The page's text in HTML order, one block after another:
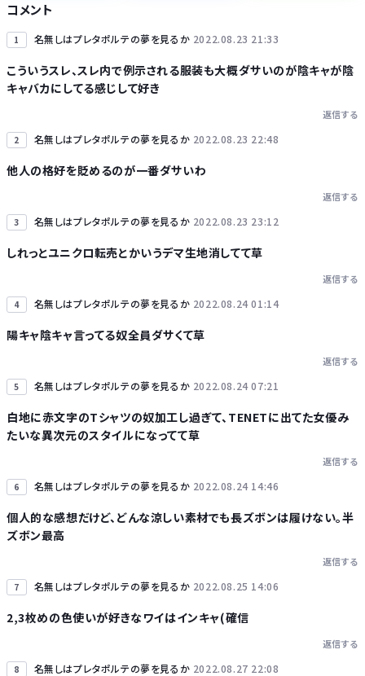
Powered by livedoor 相互RSS
コメント
1 名無しはプレタポルテの夢を見るか 2022.08.23 21:33
こういうスレ、スレ内で例示される服装も大概ダサいのが陰キャが陰
キャバカにしてる感じして好き
返信する
2 名無しはプレタポルテの夢を見るか 2022.08.23 22:48
他人の格好を貶めるのが一番ダサいわ
返信する
3 名無しはプレタポルテの夢を見るか 2022.08.23 23:12
しれっとユニクロ転売とかいうデマ生地消してて草
返信する
4 名無しはプレタポルテの夢を見るか 2022.08.24 01:14
陽キャ陰キャ言ってる奴全員ダサくて草
返信する
5 名無しはプレタポルテの夢を見るか 2022.08.24 07:21
白地に赤文字のTシャツの奴加工し過ぎて、TENETに出てた女優み
たいな異次元のスタイルになってて草
返信する
6 名無しはプレタポルテの夢を見るか 2022.08.24 14:46
個人的な感想だけど、どんな涼しい素材でも長ズボンは履けない。半
ズボン最高
返信する
7 名無しはプレタポルテの夢を見るか 2022.08.25 14:06
2,3枚めの色使いが好きなワイはインキャ(確信
返信する
8 名無しはプレタポルテの夢を見るか 2022.08.27 22:08